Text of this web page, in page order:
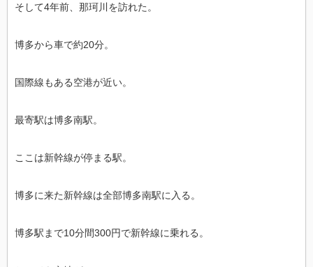
そして4年前、那珂川を訪れた。
博多から車で約20分。
国際線もある空港が近い。
最寄駅は博多南駅。
ここは新幹線が停まる駅。
博多に来た新幹線は全部博多南駅に入る。
博多駅まで10分間300円で新幹線に乗れる。